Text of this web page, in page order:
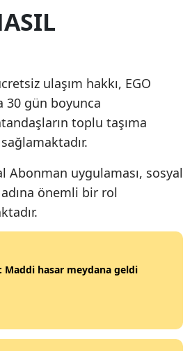
ulaşım hakkı, EGO
30 gün boyunca
toplu taşıma
Abonman uygulaması, sosyal
önemli bir rol
Maddi hasar meydana geldi